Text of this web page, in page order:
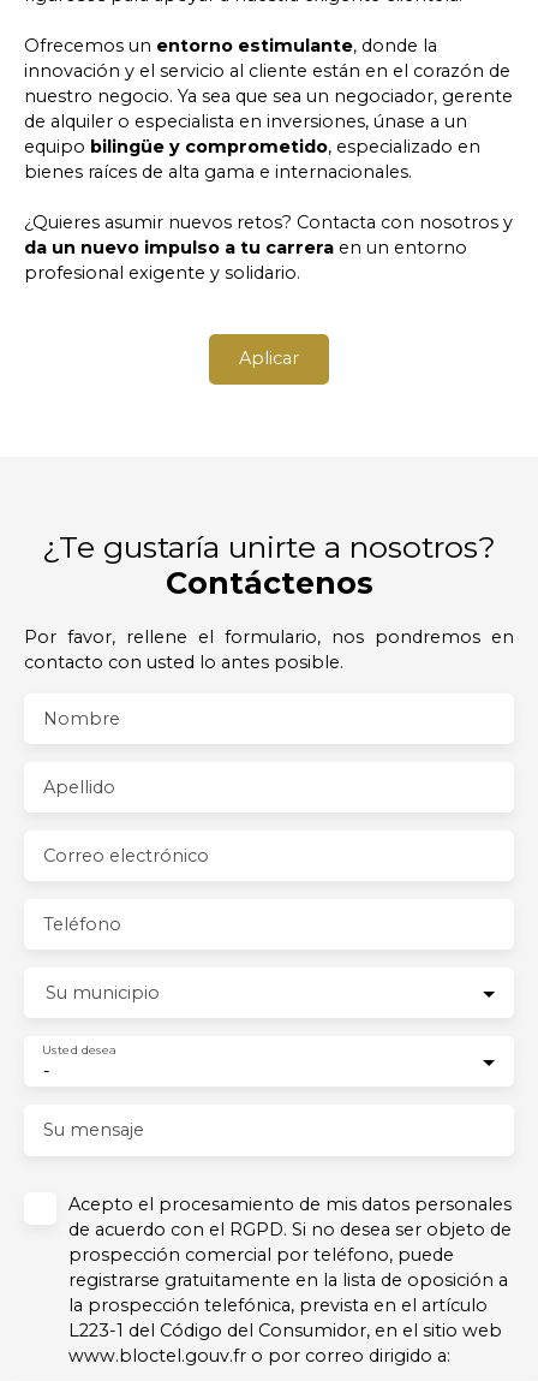
Ofrecemos un entorno estimulante, donde la
innovación y el servicio al cliente están en el corazón de
nuestro negocio. Ya sea que sea un negociador, gerente
de alquiler o especialista en inversiones, únase a un
equipo bilingüe y comprometido, especializado en
bienes raíces de alta gama e internacionales.
¿Quieres asumir nuevos retos? Contacta con nosotros y
da un nuevo impulso a tu carrera en un entorno
profesional exigente y solidario.
Aplicar
¿Te gustaría unirte a nosotros?
Contáctenos
Por favor, rellene el formulario, nos pondremos en
contacto con usted lo antes posible.
Nombre
Apellido
Correo electrónico
Teléfono
Su municipio
-
Usted desea
Su mensaje
Acepto el procesamiento de mis datos personales
de acuerdo con el RGPD. Si no desea ser objeto de
prospección comercial por teléfono, puede
registrarse gratuitamente en la lista de oposición a
la prospección telefónica, prevista en el artículo
L223-1 del Código del Consumidor, en el sitio web
www.bloctel.gouv.fr o por correo dirigido a: